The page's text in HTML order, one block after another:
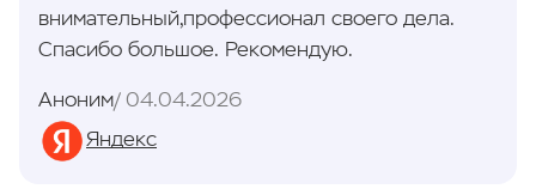
внимательный,профессионал своего дела.
Спасибо большое. Рекомендую.
Аноним
04.04.2026
Яндекс